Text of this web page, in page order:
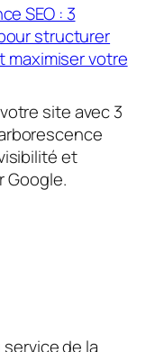
SEO : 3
structurer
maximiser votre
site avec 3
et
Google.
de la